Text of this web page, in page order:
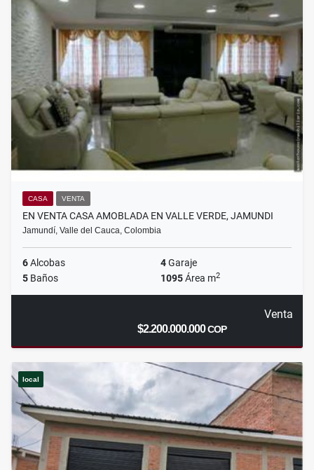
CASA VENTA
EN VENTA CASA AMOBLADA EN VALLE VERDE, JAMUNDI
Jamundí, Valle del Cauca, Colombia
6Alcobas 4Garaje
5 Baños 1095Área m2
Venta
$2.200.000.000COP
local